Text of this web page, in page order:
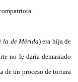
la de Mérida) era hija de
no le daría demasiado
de un proceso de tortura